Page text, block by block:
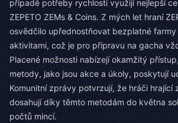
případě potřeby rychlosti využijí nejlepší
ZEPETO ZEMs & Coins. Z mých let hraní
osvědčilo upřednostňovat bezplatné
aktivitami, což je pro přípravu na gacha
Placené možnosti nabízejí okamžitý
metody, jako jsou akce a úkoly, poskytují
Komunitní zprávy potvrzují, že hráči hrající
dosahují díky těmto metodám do května
počtů mincí.